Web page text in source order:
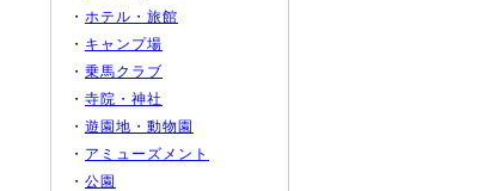
・ ホテル・旅館
・ キャンプ場
・ 乗馬クラブ
・ 寺院・神社
・ 遊園地・動物園
・ アミューズメント
・ 公園